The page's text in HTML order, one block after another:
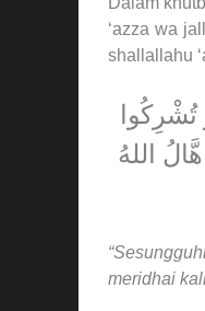
‘azza wa
shallallahu
اللهُ
meridhai